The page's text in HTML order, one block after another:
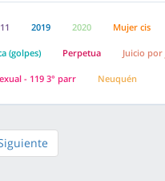
2019 2020 Mujer cis
(golpes) Perpetua Juicio
- 119 3° parr Neuquén